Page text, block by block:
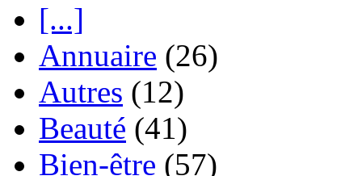
[...]
Annuaire (26)
Autres (12)
Beauté (41)
Bien-être (57)